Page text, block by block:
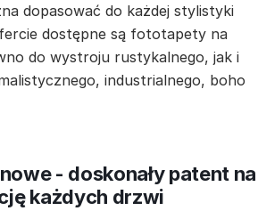
dopasować do każdej stylistyki
dostępne są fototapety na
do wystroju rustykalnego, jak i
industrialnego, boho
- doskonały patent na
każdych drzwi